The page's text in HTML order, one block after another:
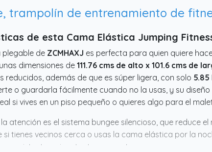
de esta Cama Elástica Jumping
plegable de ZCMHAXJ es perfecta para quien quiere
dimensiones de111.76 cms de alto x 101.6 cms de
reducidos, además de que es súper ligera, con solo 5.85
o guardarla fácilmente cuando no la usas, y su
si vives en un piso pequeño o quieres algo para el
atención es el sistema bungee silencioso, que reduce
tienes vecinos cerca o usas la cama elástica por la
resistente y sirve tanto para entrenar como para usar